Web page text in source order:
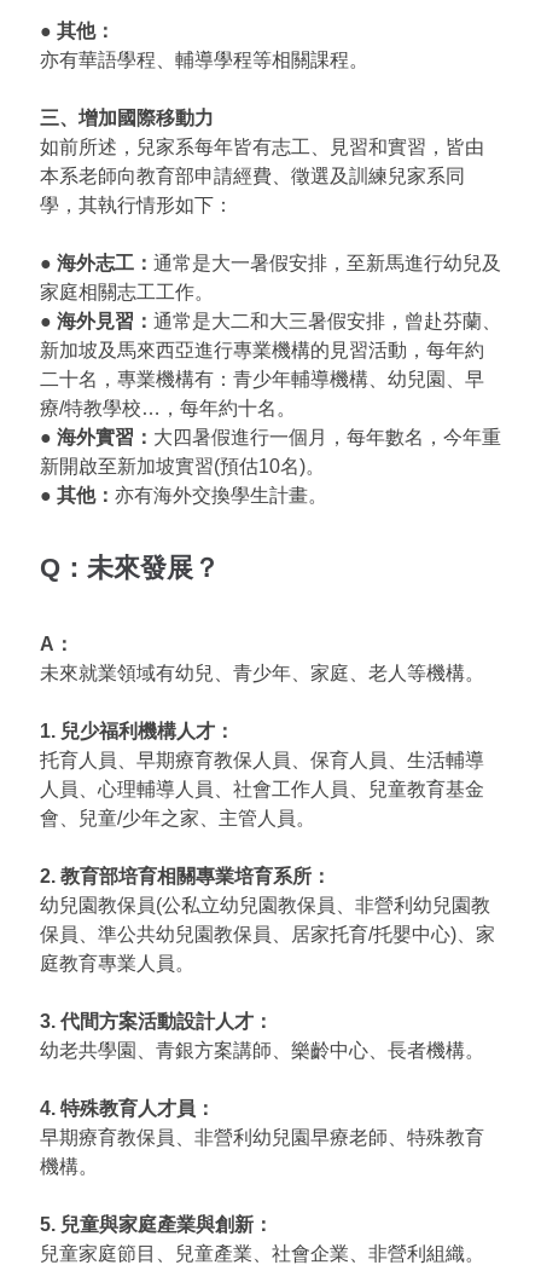
● 其他：
亦有華語學程、輔導學程等相關課程。
三、增加國際移動力
如前所述，兒家系每年皆有志工、見習和實習，皆由
本系老師向教育部申請經費、徵選及訓練兒家系同
學，其執行情形如下：
● 海外志工： 通常是大一暑假安排，至新馬進行幼兒及
家庭相關志工工作。
● 海外見習： 通常是大二和大三暑假安排，曾赴芬蘭、
新加坡及馬來西亞進行專業機構的見習活動，每年約
二十名，專業機構有：青少年輔導機構、幼兒園、早
療/特教學校…，每年約十名。
● 海外實習： 大四暑假進行一個月，每年數名，今年重
新開啟至新加坡實習(預估10名)。
● 其他： 亦有海外交換學生計畫。
Q：未來發展？
A：
未來就業領域有幼兒、青少年、家庭、老人等機構。
1. 兒少福利機構人才：
托育人員、早期療育教保人員、保育人員、生活輔導
人員、心理輔導人員、社會工作人員、兒童教育基金
會、兒童/少年之家、主管人員。
2. 教育部培育相關專業培育系所：
幼兒園教保員(公私立幼兒園教保員、非營利幼兒園教
保員、準公共幼兒園教保員、居家托育/托嬰中心)、家
庭教育專業人員。
3. 代間方案活動設計人才：
幼老共學園、青銀方案講師、樂齡中心、長者機構。
4. 特殊教育人才員：
早期療育教保員、非營利幼兒園早療老師、特殊教育
機構。
5. 兒童與家庭產業與創新：
兒童家庭節目、兒童產業、社會企業、非營利組織。